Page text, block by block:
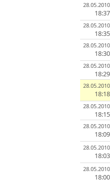
28.05.2010
18:37
28.05.2010
18:35
28.05.2010
18:30
28.05.2010
18:29
28.05.2010
18:18
28.05.2010
18:15
28.05.2010
18:09
28.05.2010
18:03
28.05.2010
18:00